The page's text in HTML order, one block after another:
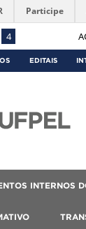
4
Participe
EDITAIS
INTERNOS